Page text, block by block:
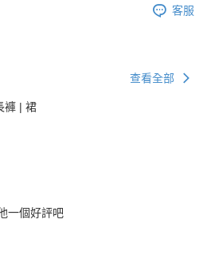
客服
查看全部
褲 | 裙
一個好評吧